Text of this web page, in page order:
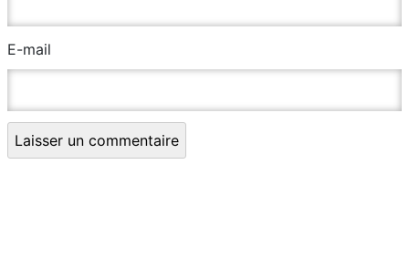
E-mail